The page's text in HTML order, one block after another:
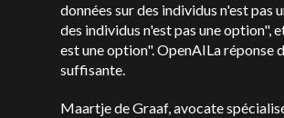
données sur des individus n'est pas
des individus n'est pas une option",
est une option".OpenAILa réponse
suffisante.
Maartje de Graaf, avocate